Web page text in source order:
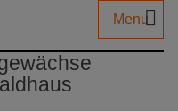
Menu